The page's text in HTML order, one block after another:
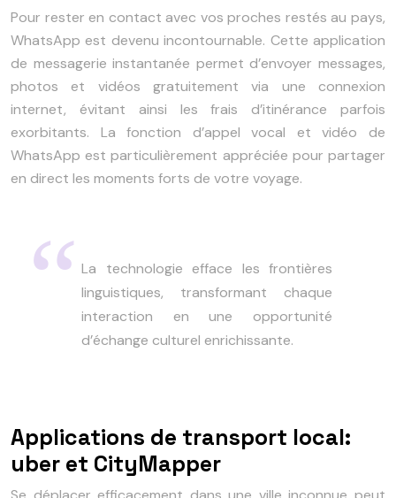
Pour rester en contact avec vos proches restés au pays,
WhatsApp est devenu incontournable. Cette application
de messagerie instantanée permet d’envoyer messages,
photos et vidéos gratuitement via une connexion
internet, évitant ainsi les frais d’itinérance parfois
exorbitants. La fonction d’appel vocal et vidéo de
WhatsApp est particulièrement appréciée pour partager
en direct les moments forts de votre voyage.
La technologie efface les frontières
linguistiques, transformant chaque
interaction en une opportunité
d’échange culturel enrichissante.
Applications de transport local:
uber et CityMapper